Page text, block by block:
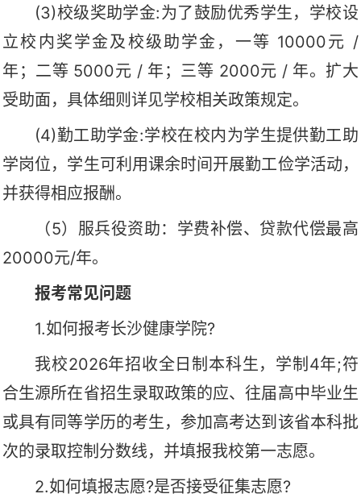
(3)校级奖助学金:为了鼓励优秀学生，学校设
立校内奖学金及校级助学金，一等 10000元 /
年；二等 5000元 / 年；三等 2000元 / 年。扩大
受助面，具体细则详见学校相关政策规定。
(4)勤工助学金:学校在校内为学生提供勤工助
学岗位，学生可利用课余时间开展勤工俭学活动，
并获得相应报酬。
（5）服兵役资助：学费补偿、贷款代偿最高
20000元/年。
报考常见问题
1.如何报考长沙健康学院?
我校2026年招收全日制本科生，学制4年;符
合生源所在省招生录取政策的应、往届高中毕业生
或具有同等学历的考生，参加高考达到该省本科批
次的录取控制分数线，并填报我校第一志愿。
2.如何填报志愿?是否接受征集志愿?